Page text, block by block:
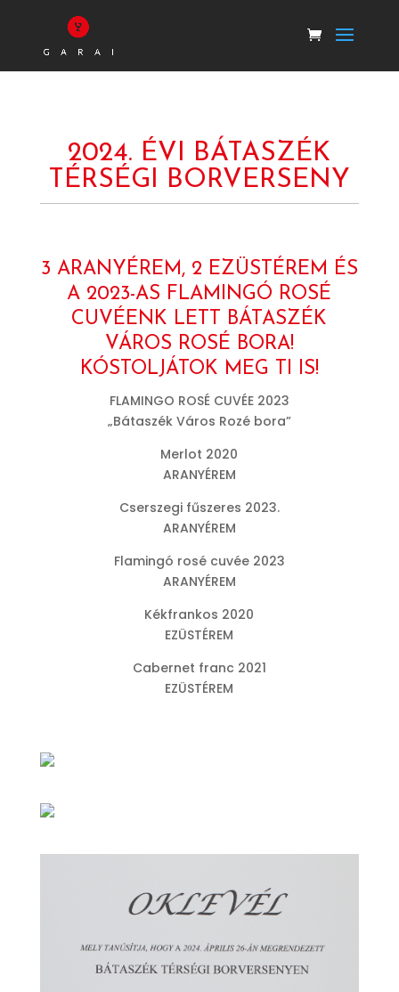
2024. ÉVI BÁTASZÉK
TÉRSÉGI BORVERSENY
3 ARANYÉREM, 2 EZÜSTÉREM ÉS
A 2023-AS FLAMINGÓ ROSÉ
CUVÉENK LETT BÁTASZÉK
VÁROS ROSÉ BORA!
KÓSTOLJÁTOK MEG TI IS!
FLAMINGO ROSÉ CUVÉE 2023
„Bátaszék Város Rozé bora”
Merlot 2020
ARANYÉREM
Cserszegi fűszeres 2023.
ARANYÉREM
Flamingó rosé cuvée 2023
ARANYÉREM
Kékfrankos 2020
EZÜSTÉREM
Cabernet franc 2021
EZÜSTÉREM